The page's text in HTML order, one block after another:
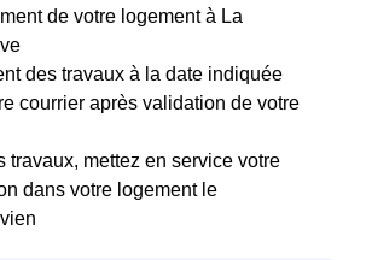
de votre logement à La
des travaux à la date indiquée
courrier après validation de votre
travaux, mettez en service votre
dans votre logement le